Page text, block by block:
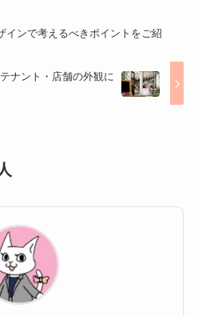
インで考えるべきポイントをご紹
ナント・店舗の外観に